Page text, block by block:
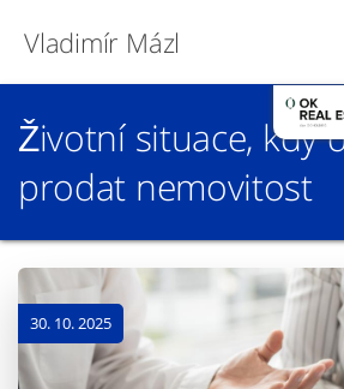
Vladimír Mázl
Životní situace, kdy
prodat nemovitost
30. 10. 2025